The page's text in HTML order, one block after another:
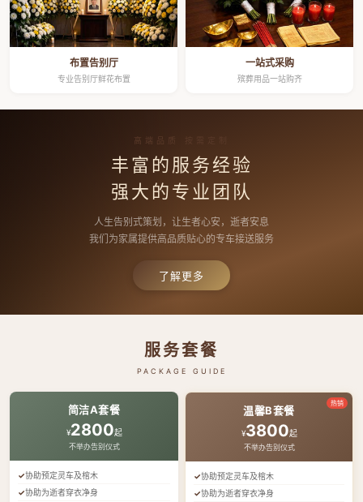
布置告别厅
专业告别厅鲜花布置
一站式采购
殡葬用品一站购齐
高端品质 按需定制
丰富的服务经验
强大的专业团队
人生告别式策划，让生者心安，逝者安息
我们为家属提供高品质贴心的专车接送服务
了解更多
服务套餐
PACKAGE GUIDE
简洁A套餐
¥2800起
不举办告别仪式
协助预定灵车及棺木
协助为逝者穿衣净身
热销
温馨B套餐
¥3800起
不举办告别仪式
协助预定灵车及棺木
协助为逝者穿衣净身